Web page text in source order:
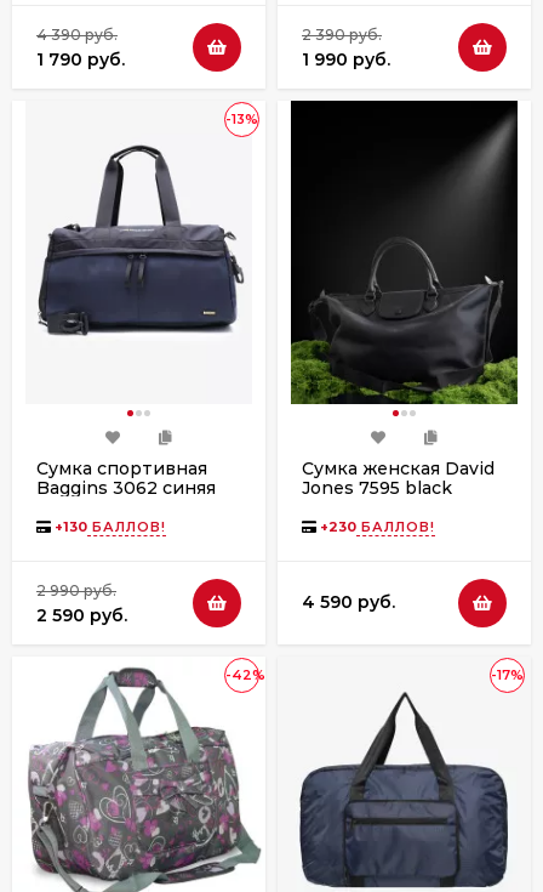
4 390 руб.
1 790 руб.
2 390 руб.
1 990 руб.
-13%
Сумка спортивная
Baggins 3062 синяя
+130 БАЛЛОВ!
2 990 руб.
2 590 руб.
Сумка женская David
Jones 7595 black
+230 БАЛЛОВ!
4 590 руб.
-42% -17%